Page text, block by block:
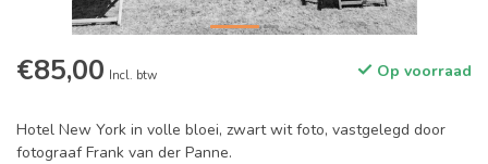
€85,00 Incl. btw Op voorraad
Hotel New York in volle bloei, zwart wit foto, vastgelegd door
fotograaf Frank van der Panne.